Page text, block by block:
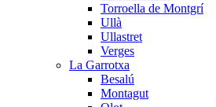
Torroella de Montgrí
Ullà
Ullastret
Verges
La Garrotxa
Besalú
Montagut